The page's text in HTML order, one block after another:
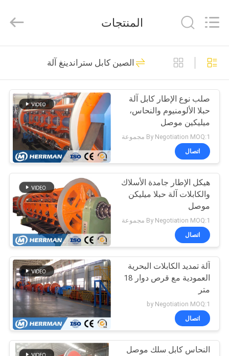
مسكن
منتجات
معلومات
جولة
في
المعمل
مراقبة
الجودة
اتصل
أخبار
Rights
Reserved.
ECER
سلك كابل آلة
109
كابل ستراندينغ آلة
145
آلة تصنيع كابلات
الألياف البصرية
45
المنتجات
الصين كابل ستراندينغ آلة
صلب نوع الإطار كابل آلة
حبلا الألومنيوم والنحاس،
ميليكين موصل
By Negotiation MOQ:1 مجموعة
اتصال
هيكل الإطار جامدة الأسلاك
والكابلات آلة حبلا ميليكن
موصل
By Negotiation MOQ:1 مجموعة
اتصال
آلة تمديد الكابلات البحرية
العمودية مع قرص دوار 18
متر
by Negotiation MOQ:1
اتصال
النحاس كابل سلك موصل